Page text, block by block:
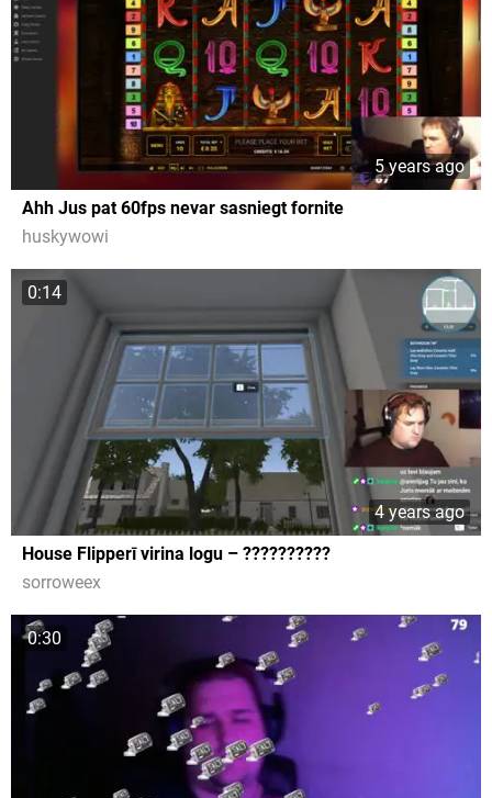
5 years ago
Ahh Jus pat 60fps nevar sasniegt fornite
huskywowi
0:14
4 years ago
House Flipperī virina logu – ??????????
sorroweex
0:30